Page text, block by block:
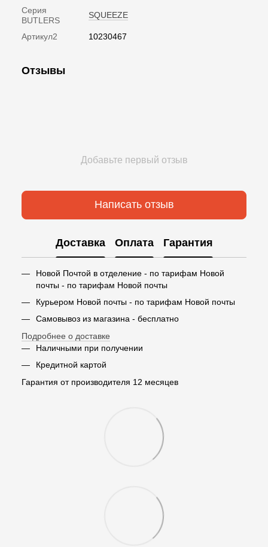
Серия
BUTLERS
SQUEEZE
Артикул2 10230467
Отзывы
Добавьте первый отзыв
Написать отзыв
Доставка Оплата Гарантия
Новой Почтой в отделение - по тарифам Новой
почты - по тарифам Новой почты
Курьером Новой почты - по тарифам Новой почты
Самовывоз из магазина - бесплатно
Подробнее о доставке
Наличными при получении
Кредитной картой
Гарантия от производителя 12 месяцев